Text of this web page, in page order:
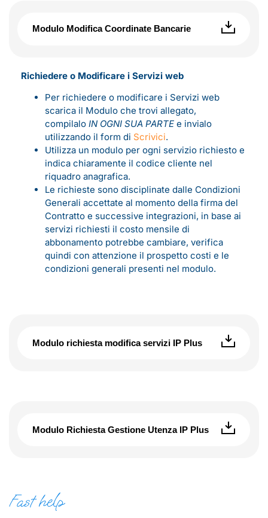
Modulo Modifica Coordinate Bancarie
Richiedere o Modificare i Servizi web
Per richiedere o modificare i Servizi web
scarica il Modulo che trovi allegato,
compilalo IN OGNI SUA PARTE e invialo
utilizzando il form di Scrivici.
Utilizza un modulo per ogni servizio richiesto e
indica chiaramente il codice cliente nel
riquadro anagrafica.
Le richieste sono disciplinate dalle Condizioni
Generali accettate al momento della firma del
Contratto e successive integrazioni, in base ai
servizi richiesti il costo mensile di
abbonamento potrebbe cambiare, verifica
quindi con attenzione il prospetto costi e le
condizioni generali presenti nel modulo.
Modulo richiesta modifica servizi IP Plus
Modulo Richiesta Gestione Utenza IP Plus
Fast help